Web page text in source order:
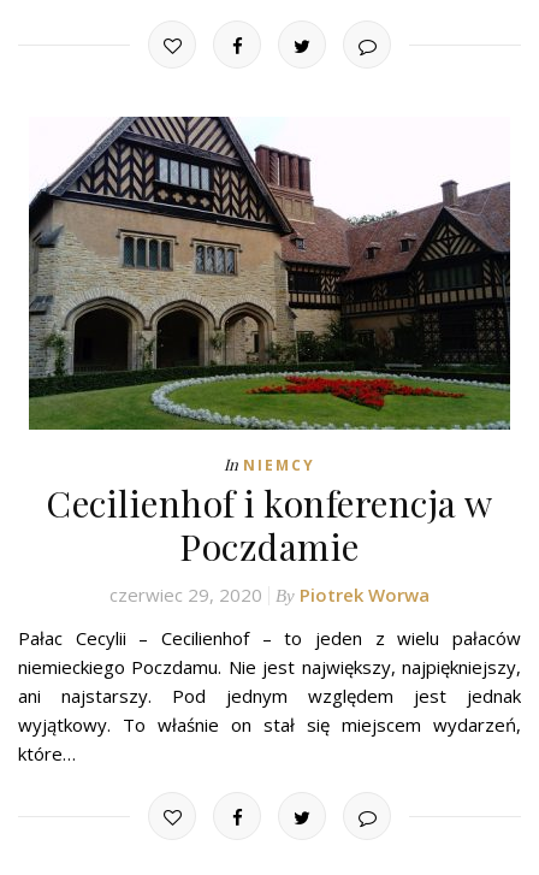
In NIEMCY
Cecilienhof i konferencja w
Poczdamie
czerwiec 29, 2020 By Piotrek Worwa
Pałac Cecylii – Cecilienhof – to jeden z wielu pałaców
niemieckiego Poczdamu. Nie jest największy, najpiękniejszy,
ani najstarszy. Pod jednym względem jest jednak
wyjątkowy. To właśnie on stał się miejscem wydarzeń,
które…